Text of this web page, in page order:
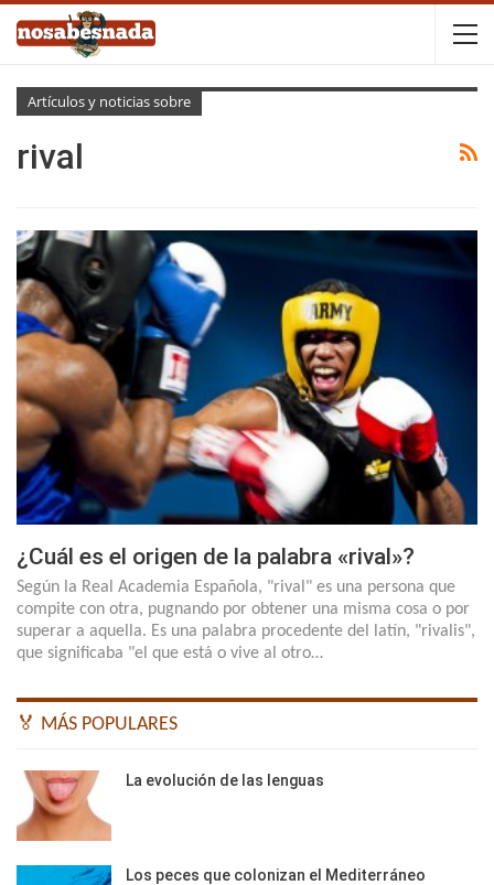
Artículos y noticias sobre
rival
¿Cuál es el origen de la palabra «rival»?
Según la Real Academia Española, "rival" es una persona que
compite con otra, pugnando por obtener una misma cosa o por
superar a aquella. Es una palabra procedente del latín, "rivalis",
que significaba "el que está o vive al otro…
🏅 MÁS POPULARES
La evolución de las lenguas
Los peces que colonizan el Mediterráneo